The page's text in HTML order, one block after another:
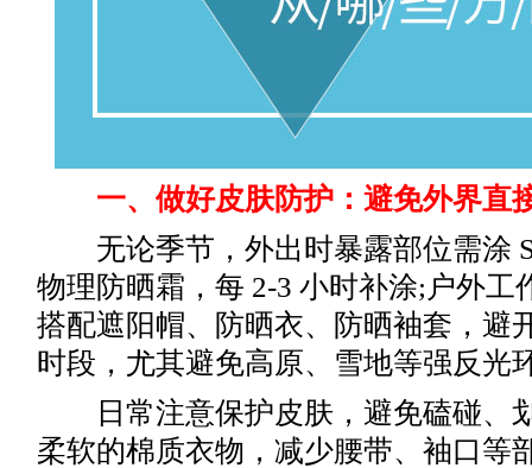
一、做好皮肤防护：避免外界直
无论季节，外出时暴露部位需涂
物理防晒霜，每 2-3 小时补涂;户外工
搭配遮阳帽、防晒衣、防晒袖套，避
时段，尤其避免高原、雪地等强反光
日常注意保护皮肤，避免磕碰、
柔软的棉质衣物，减少腰带、袖口等